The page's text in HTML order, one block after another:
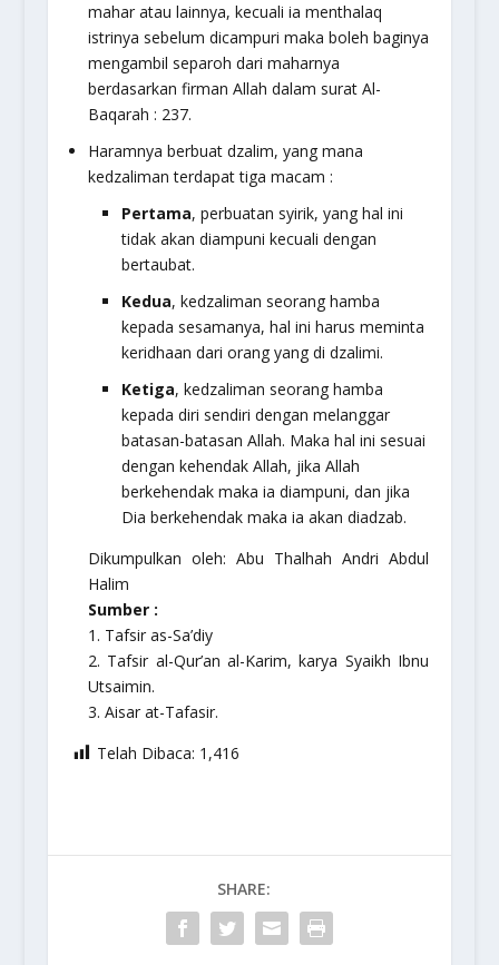
mahar atau lainnya, kecuali ia menthalaq
istrinya sebelum dicampuri maka boleh baginya
mengambil separoh dari maharnya
berdasarkan firman Allah dalam surat Al-
Baqarah : 237.
Haramnya berbuat dzalim, yang mana
kedzaliman terdapat tiga macam :
Pertama, perbuatan syirik, yang hal ini
tidak akan diampuni kecuali dengan
bertaubat.
Kedua, kedzaliman seorang hamba
kepada sesamanya, hal ini harus meminta
keridhaan dari orang yang di dzalimi.
Ketiga, kedzaliman seorang hamba
kepada diri sendiri dengan melanggar
batasan-batasan Allah. Maka hal ini sesuai
dengan kehendak Allah, jika Allah
berkehendak maka ia diampuni, dan jika
Dia berkehendak maka ia akan diadzab.
Dikumpulkan oleh: Abu Thalhah Andri Abdul
Halim
Sumber :
1. Tafsir as-Sa’diy
2. Tafsir al-Qur’an al-Karim, karya Syaikh Ibnu
Utsaimin.
3. Aisar at-Tafasir.
Telah Dibaca: 1,416
SHARE: